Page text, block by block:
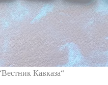
Кавказа“